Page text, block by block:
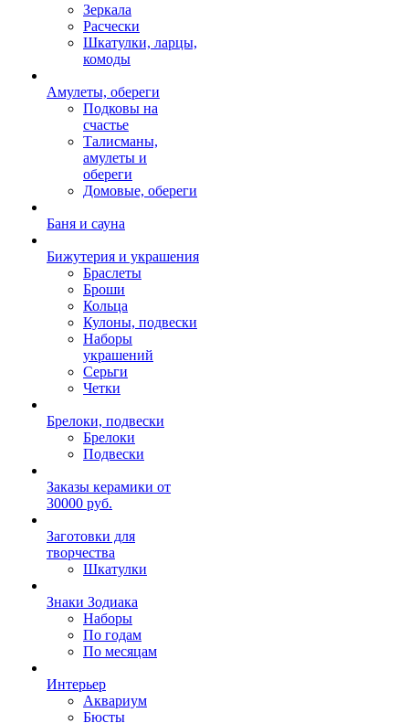
Зеркала
Расчески
Шкатулки, ларцы,
комоды
Амулеты, обереги
Подковы на
счастье
Талисманы,
амулеты и
обереги
Домовые, обереги
Баня и сауна
Бижутерия и украшения
Браслеты
Броши
Кольца
Кулоны, подвески
Наборы
украшений
Серьги
Четки
Брелоки, подвески
Брелоки
Подвески
Заказы керамики от
30000 руб.
Заготовки для
творчества
Шкатулки
Знаки Зодиака
Наборы
По годам
По месяцам
Интерьер
Аквариум
Бюсты